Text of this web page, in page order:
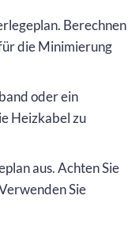
Berechnen
die Minimierung
oder ein
Heizkabel zu
aus. Achten Sie
Sie